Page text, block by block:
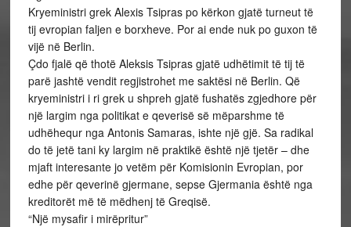
Kryeministri grek Alexis Tsipras po kërkon gjatë turneut të
tij evropian faljen e borxheve. Por ai ende nuk po guxon të
vijë në Berlin.
Çdo fjalë që thotë Aleksis Tsipras gjatë udhëtimit të tij të
parë jashtë vendit regjistrohet me saktësi në Berlin. Që
kryeministri i ri grek u shpreh gjatë fushatës zgjedhore për
një largim nga politikat e qeverisë së mëparshme të
udhëhequr nga Antonis Samaras, ishte një gjë. Sa radikal
do të jetë tani ky largim në praktikë është një tjetër – dhe
mjaft interesante jo vetëm për Komisionin Evropian, por
edhe për qeverinë gjermane, sepse Gjermania është nga
kreditorët më të mëdhenj të Greqisë.
“Një mysafir i mirëpritur”